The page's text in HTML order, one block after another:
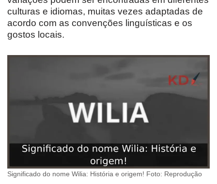
culturas e idiomas, muitas vezes adaptadas de
acordo com as convenções linguísticas e os
gostos locais.
Significado do nome Wilia: História e origem! Foto: Reprodução